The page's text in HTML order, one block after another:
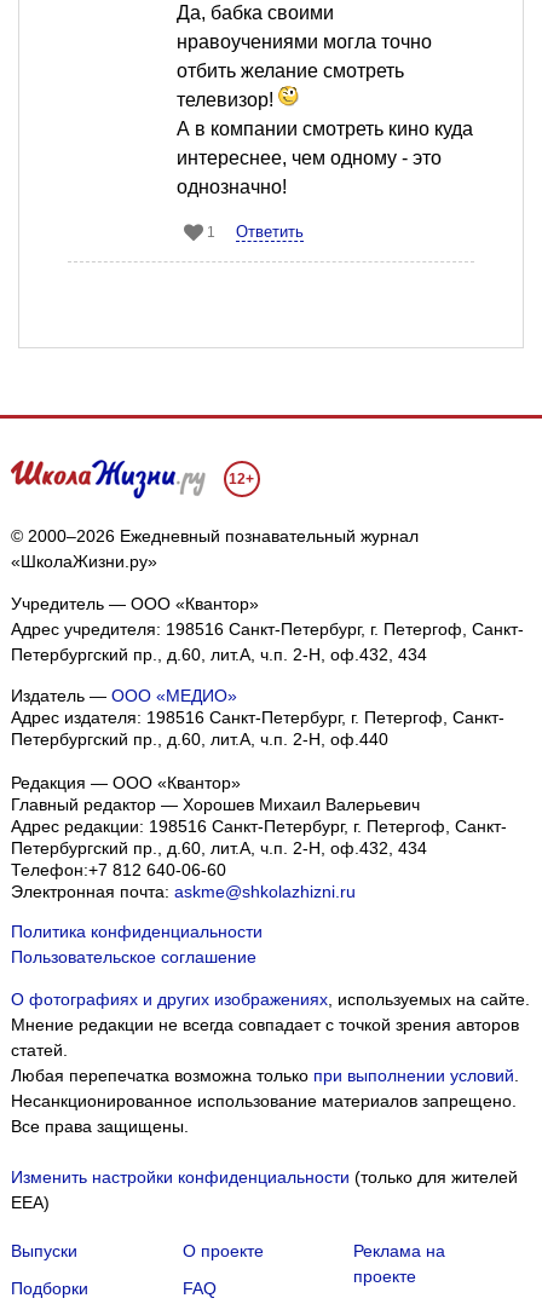
Да, бабка своими
нравоучениями могла точно
отбить желание смотреть
телевизор!
А в компании смотреть кино куда
интереснее, чем одному - это
однозначно!
1 Ответить
12+
© 2000–2026 Ежедневный познавательный журнал
«ШколаЖизни.ру»
Учредитель — ООО «Квантор»
Адрес учредителя: 198516 Санкт-Петербург, г. Петергоф, Санкт-
Петербургский пр., д.60, лит.А, ч.п. 2-Н, оф.432, 434
Издатель — ООО «МЕДИО»
Адрес издателя: 198516 Санкт-Петербург, г. Петергоф, Санкт-
Петербургский пр., д.60, лит.А, ч.п. 2-Н, оф.440
Редакция — ООО «Квантор»
Главный редактор — Хорошев Михаил Валерьевич
Адрес редакции: 198516 Санкт-Петербург, г. Петергоф Санкт-
Петербургский пр., д.60, лит.А, ч.п. 2-Н, оф.432, 434
Телефон:+7 812 640-06-60
Электронная почта: askme@shkolazhizni.ru
Политика конфиденциальности
Пользовательское соглашение
О фотографиях и других изображениях, используемых на сайте.
Мнение редакции не всегда совпадает с точкой зрения авторов
статей.
Любая перепечатка возможна только при выполнении условий
Несанкционированное использование материалов запрещено.
Все права защищены.
Изменить настройки конфиденциальности (только для жителей
EEA)
Выпуски
Подборки
О проекте
FAQ
Реклама на
проекте